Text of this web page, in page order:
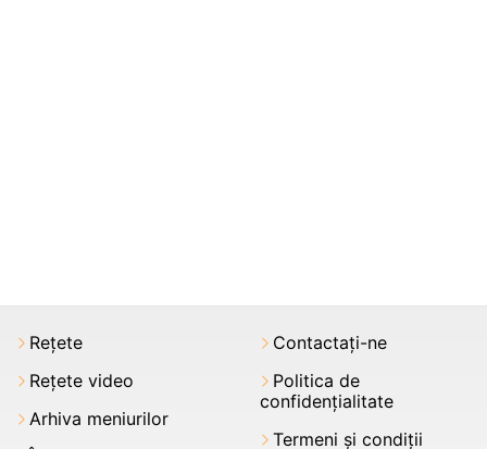
Rețete
Rețete video
Arhiva meniurilor
Contactați-ne
Politica de
confidențialitate
Termeni şi condiții